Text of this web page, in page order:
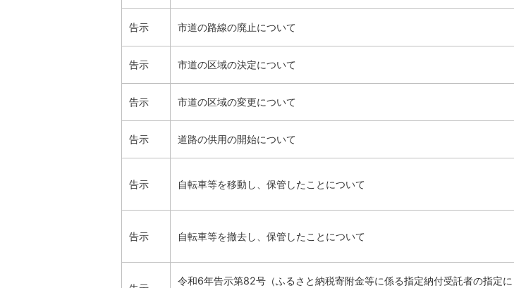
告示 市道の路線の廃止について
告示 市道の区域の決定について
告示 市道の区域の変更について
告示 道路の供用の開始について
告示 自転車等を移動し、保管したことについて
告示 自転車等を撤去し、保管したことについて
令和6年告示第82号（ふるさと納税寄附金等に係る指定納付受託者の指定に